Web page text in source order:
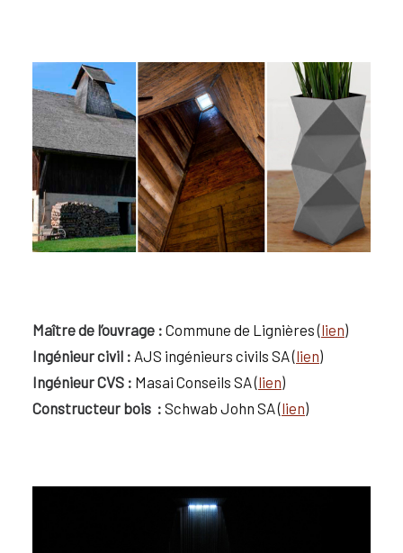
Maître de l’ouvrage : Commune de Lignières (lien)
Ingénieur civil : AJS ingénieurs civils SA (lien)
Ingénieur CVS : Masai Conseils SA (lien)
Constructeur bois : Schwab John SA (lien)